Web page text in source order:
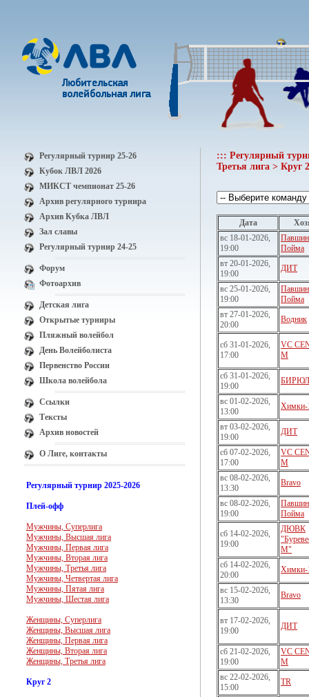
Регулярный турнир 25-26
Кубок ЛВЛ 2026
МИКСТ чемпионат 25-26
Архив регулярного турнира
Архив Кубка ЛВЛ
Зал славы
Регулярный турнир 24-25
Форум
Фотоархив
Детская лига
Открытые турниры
Пляжный волейбол
День Волейболиста
Первенство России
Школа волейбола
Ссылки
Тексты
Архив новостей
О Лиге, контакты
Регулярный турнир 2025-2026
Плей-офф
Мужчины, Суперлига
Мужчины, Высшая лига
Мужчины, Первая лига
Мужчины, Вторая лига
Мужчины, Третья лига
Мужчины, Четвертая лига
Мужчины, Пятая лига
Мужчины, Шестая лига
Женщины, Суперлига
Женщины, Высшая лига
Женщины, Первая лига
Женщины, Вторая лига
Женщины, Третья лига
Круг 2
::: Регулярный
Третья лига > Круг
Дата
вс 18-01-2026,
19:00
Пойма
вт 20-01-2026,
19:00
ДИТ
вс 25-01-2026,
19:00
Пойма
вт 27-01-2026,
20:00
Водник
сб 31-01-2026,
17:00
VC
M
сб 31-01-2026,
19:00
вс 01-02-2026,
13:00
Химки-
вт 03-02-2026,
19:00
ДИТ
сб 07-02-2026,
17:00
VC
M
вс 08-02-2026,
13:30
Bravo
вс 08-02-2026,
19:00
Пойма
сб 14-02-2026,
19:00
ДЮВК
М"
сб 14-02-2026,
20:00
Химки-
вс 15-02-2026,
13:30
Bravo
вт 17-02-2026,
19:00
ДИТ
сб 21-02-2026,
19:00
VC
M
вс 22-02-2026,
15:00
TR